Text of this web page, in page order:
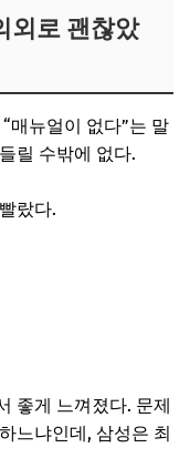
외로 괜찮았
매뉴얼이 없다”는 말
릴 수밖에 없다.
랐다.
좋게 느껴졌다. 문제
느냐인데, 삼성은 최